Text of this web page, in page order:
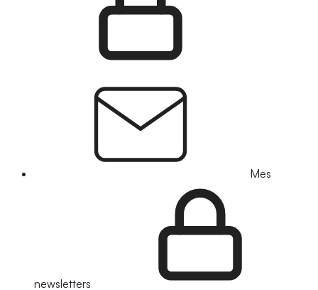
Mes
newsletters